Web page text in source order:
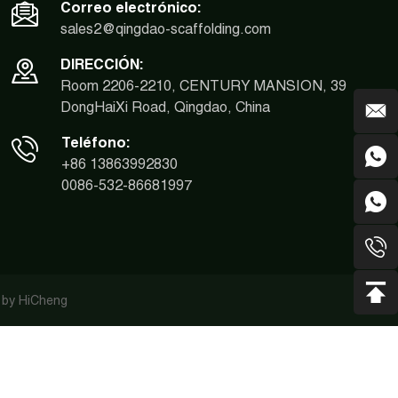
Correo electrónico:
sales2@qingdao-scaffolding.com
DIRECCIÓN:
Room 2206-2210, CENTURY MANSION, 39
DongHaiXi Road, Qingdao, China
Teléfono:
+86 13863992830
0086-532-86681997
HiCheng